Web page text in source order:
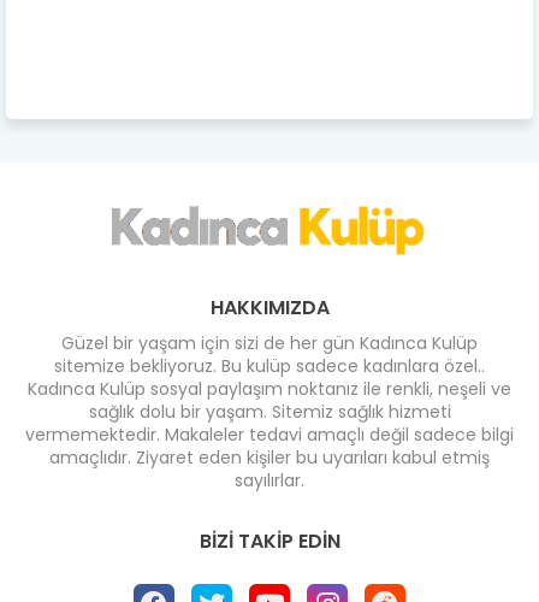
HAKKIMIZDA
Güzel bir yaşam için sizi de her gün Kadınca Kulüp
sitemize bekliyoruz. Bu kulüp sadece kadınlara özel..
Kadınca Kulüp sosyal paylaşım noktanız ile renkli, neşeli ve
sağlık dolu bir yaşam. Sitemiz sağlık hizmeti
vermemektedir. Makaleler tedavi amaçlı değil sadece bilgi
amaçlıdır. Ziyaret eden kişiler bu uyarıları kabul etmiş
sayılırlar.
BIZI TAKIP EDIN